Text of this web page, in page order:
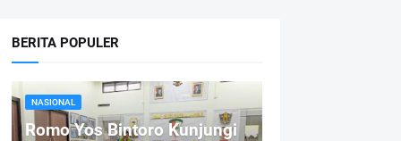
BERITA POPULER
NASIONAL
Romo Yos Bintoro Kunjungi